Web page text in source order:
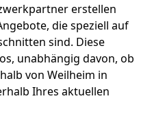
erstellen
die speziell auf
sind. Diese
unabhängig davon, ob
von Weilheim in
Ihres aktuellen